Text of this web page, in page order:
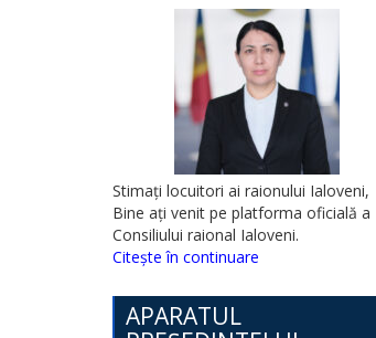
Stimați locuitori ai raionului Ialoveni,
Bine ați venit pe platforma oficială a
Consiliului raional Ialoveni.
Citește în continuare
APARATUL